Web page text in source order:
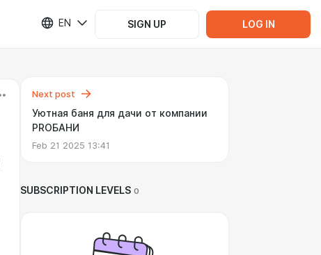
EN SIGN UP LOG IN
Next post
Уютная баня для дачи от компании
PROБАНИ
Feb 21 2025 13:41
SUBSCRIPTION LEVELS 0